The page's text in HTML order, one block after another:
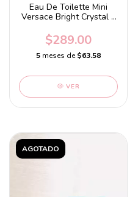
Eau De Toilette Mini
Versace Bright Crystal 5
$289.00
5 meses de$63.58
VER
AGOTADO